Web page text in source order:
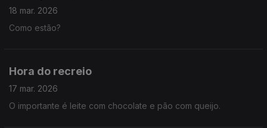
18 mar. 2026
Como estão?
Hora do recreio
17 mar. 2026
O importante é leite com chocolate e pão com queijo.